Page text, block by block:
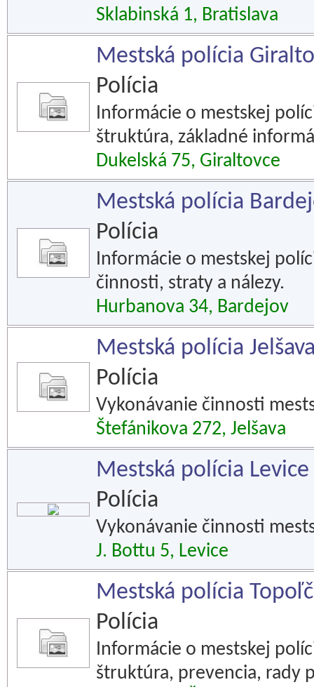
Sklabinská 1, Bratislava
Mestská polícia
Polícia
Informácie o mestskej
štruktúra, základné
Dukelská 75, Giraltovce
Mestská polícia
Polícia
Informácie o mestskej
činnosti, straty a nálezy.
Hurbanova 34, Bardejov
Mestská polícia
Polícia
Vykonávanie činnosti
Štefánikova 272, Jelšava
Mestská polícia Levice
Polícia
Vykonávanie činnosti
J. Bottu 5, Levice
Mestská polícia
Polícia
Informácie o mestskej
štruktúra, prevencia, rady